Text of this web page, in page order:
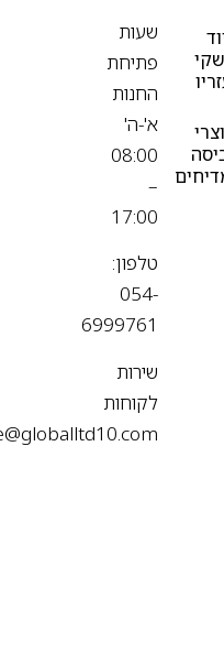
פתיחת
החנות
א'-ה'
08:00
–
17:00
טלפון:
6999761
לקוחות
office@globalltd10.com